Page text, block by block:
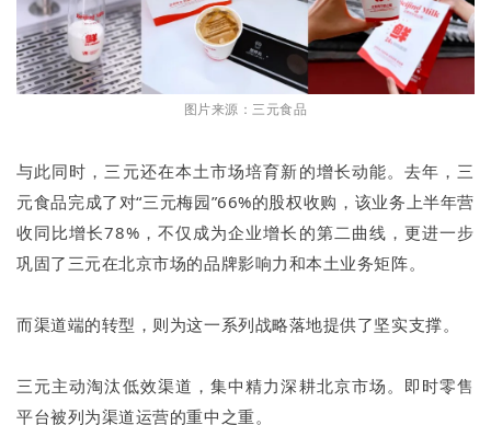
图片来源：三元食品
与此同时，三元还在本土市场培育新的增长动能。去年，三
元食品完成了对“三元梅园”66%的股权收购，该业务上半年营
收同比增长78%，不仅成为企业增长的第二曲线，更进一步
巩固了三元在北京市场的品牌影响力和本土业务矩阵。
而渠道端的转型，则为这一系列战略落地提供了坚实支撑。
三元主动淘汰低效渠道，集中精力深耕北京市场。即时零售
平台被列为渠道运营的重中之重。